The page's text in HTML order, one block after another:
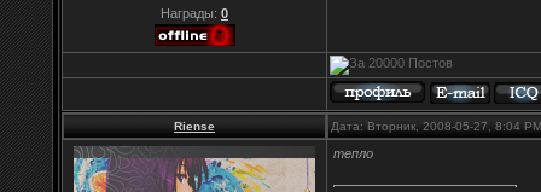
Награды: 0
Riense Дата: Вторник, 2008-05-27, 8:04
тепло